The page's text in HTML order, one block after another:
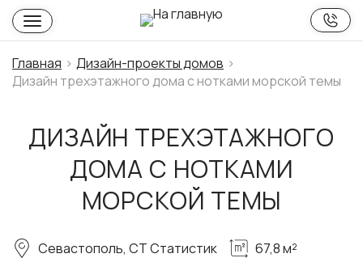
Главная
Дизайн-проекты домов
Дизайн трехэтажного дома с нотками морской темы
ДИЗАЙН ТРЕХЭТАЖНОГО
ДОМА С НОТКАМИ
МОРСКОЙ ТЕМЫ
Севастополь, СТ Статистик
67,8 м²